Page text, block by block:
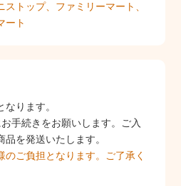
トップ、ファミリーマート、
ート
ります。
手続きをお願いします。ご入
を発送いたします。
ご負担となります。ご了承く